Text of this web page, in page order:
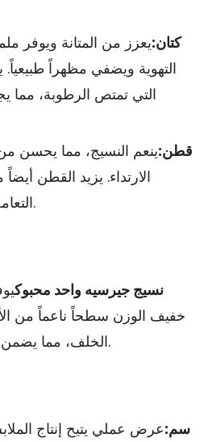
55% كتان:يعزز من المتانة ويوفر
التهوية ويضفي مظهراً
التي تمتص الرطوبة، مما
45% قطن:ينعم النسيج، مما يحسن
الارتداء. يزيد القطن
التعامل مع القماش وخياطته.
نسيج جيرسيه واحد محبوك
خفيف الوزن سطحاً ناعماً من
الخلف، مما يضمن نعومة وملاءمة مريحة.
138 سم:عرض عملي يتيح إنتاج